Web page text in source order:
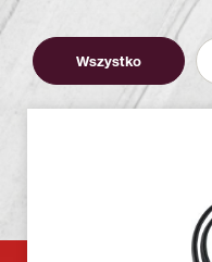
Wszystko